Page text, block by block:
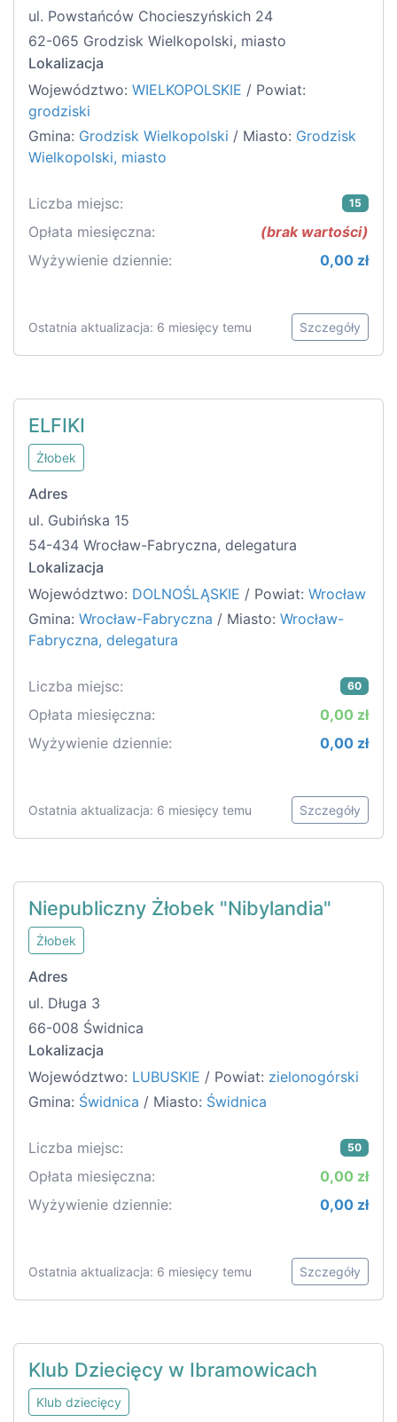
ul. Powstańców Chocieszyńskich 24
62-065 Grodzisk Wielkopolski, miasto
Lokalizacja
Województwo: WIELKOPOLSKIE / Powiat:
grodziski
Gmina: Grodzisk Wielkopolski / Miasto: Grodzisk
Wielkopolski, miasto
Liczba miejsc: 15
Opłata miesięczna:
(brak wartości)
Wyżywienie dziennie:
0,00 zł
Ostatnia aktualizacja: 6 miesięcy temu Szczegóły
ELFIKI
Żłobek
Adres
ul. Gubińska 15
54-434 Wrocław-Fabryczna, delegatura
Lokalizacja
Województwo: DOLNOŚLĄSKIE / Powiat: Wrocław
Gmina: Wrocław-Fabryczna / Miasto: Wrocław-
Fabryczna, delegatura
Liczba miejsc: 60
Opłata miesięczna:
0,00 zł
Wyżywienie dziennie:
0,00 zł
Ostatnia aktualizacja: 6 miesięcy temu Szczegóły
Niepubliczny Żłobek "Nibylandia"
Żłobek
Adres
ul. Długa 3
66-008 Świdnica
Lokalizacja
Województwo: LUBUSKIE / Powiat: zielonogórski
Gmina: Świdnica / Miasto: Świdnica
Liczba miejsc: 50
Opłata miesięczna:
0,00 zł
Wyżywienie dziennie:
0,00 zł
Ostatnia aktualizacja: 6 miesięcy temu Szczegóły
Klub Dziecięcy w Ibramowicach
Klub dziecięcy